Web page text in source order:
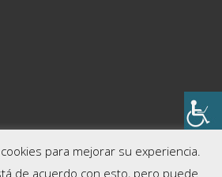
para mejorar su experiencia.
de acuerdo con esto, pero puede